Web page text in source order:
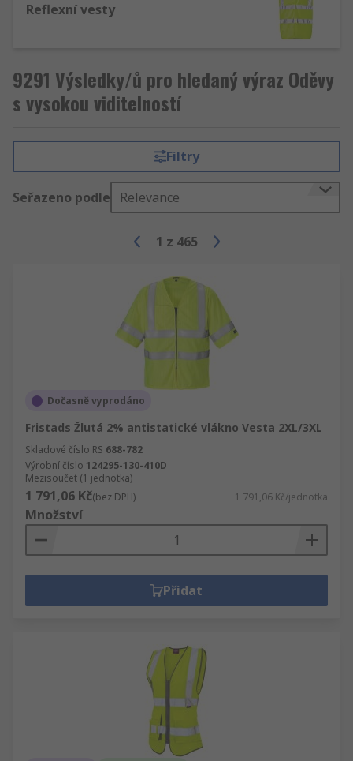
Reflexní vesty
9291 Výsledky/ů pro hledaný výraz Oděvy
s vysokou viditelností
Filtry
Seřazeno podle Relevance
1 z 465
Dočasně vyprodáno
Fristads Žlutá 2% antistatické vlákno Vesta 2XL/3XL
Skladové číslo RS 688-782
Výrobní číslo 124295-130-410D
Mezisoučet (1 jednotka)
1 791,06 Kč(bez DPH) 1 791,06 Kč/jednotka
Množství
Přidat